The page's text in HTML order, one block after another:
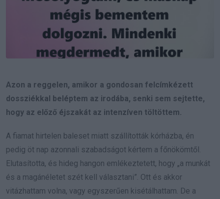
Azon a reggelen, amikor a gondosan felcímkézett
dossziékkal beléptem az irodába, senki sem sejtette,
hogy az előző éjszakát az intenzíven töltöttem.
A fiamat hirtelen baleset miatt szállították kórházba, én
pedig öt nap azonnali szabadságot kértem a főnökömtől.
Elutasította, és hideg hangon emlékeztetett, hogy „a munkát
és a magánéletet szét kell választani”. Ott és akkor
vitázhattam volna, vagy egyszerűen kisétálhattam. De a